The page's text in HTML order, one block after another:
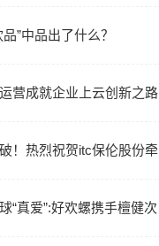
”中品出了什么？
营成就企业上云创新之路